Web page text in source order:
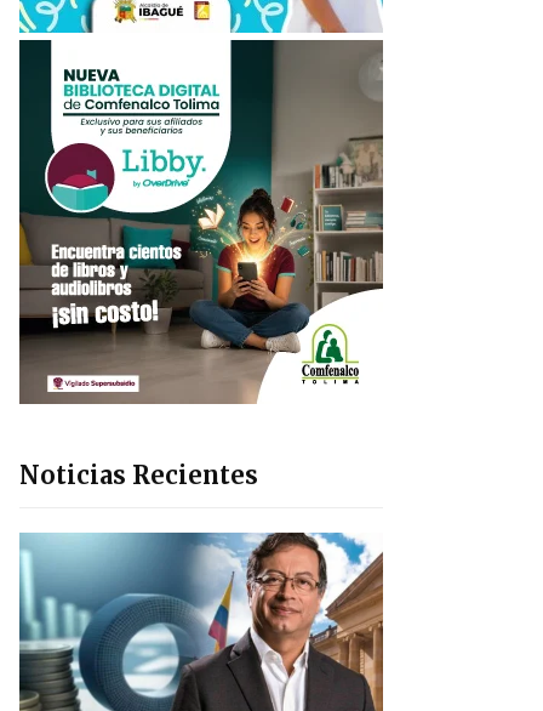
Noticias Recientes